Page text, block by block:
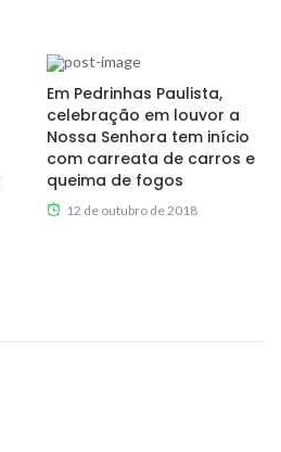
Em Pedrinhas Paulista,
celebração em louvor a
Nossa Senhora tem início
com carreata de carros e
queima de fogos
12 de outubro de 2018